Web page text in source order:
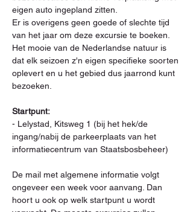
eigen auto ingepland zitten.
Er is overigens geen goede of slechte tijd
van het jaar om deze excursie te boeken.
Het mooie van de Nederlandse natuur is
dat elk seizoen z'n eigen specifieke soorten
oplevert en u het gebied dus jaarrond kunt
bezoeken.
Startpunt:
- Lelystad, Kitsweg 1 (bij het hek/de
ingang/nabij de parkeerplaats van het
informatiecentrum van Staatsbosbeheer)
De mail met algemene informatie volgt
ongeveer een week voor aanvang. Dan
hoort u ook op welk startpunt u wordt